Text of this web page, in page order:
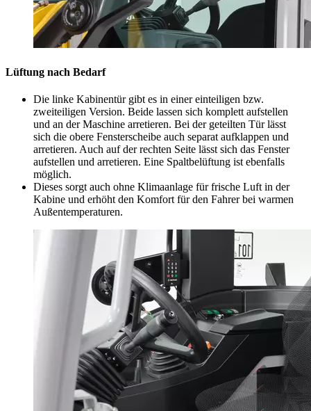
Lüftung nach Bedarf
Die linke Kabinentür gibt es in einer einteiligen bzw.
zweiteiligen Version. Beide lassen sich komplett aufstellen
und an der Maschine arretieren. Bei der geteilten Tür lässt
sich die obere Fensterscheibe auch separat aufklappen und
arretieren. Auch auf der rechten Seite lässt sich das Fenster
aufstellen und arretieren. Eine Spaltbelüftung ist ebenfalls
möglich.
Dieses sorgt auch ohne Klimaanlage für frische Luft in der
Kabine und erhöht den Komfort für den Fahrer bei warmen
Außentemperaturen.